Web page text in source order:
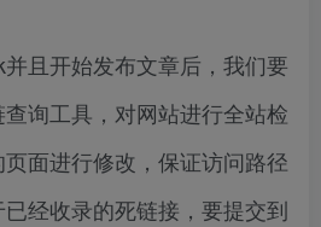
且开始发布文章后，我们要
询工具，对网站进行全站检
面进行修改，保证访问路径
经收录的死链接，要提交到